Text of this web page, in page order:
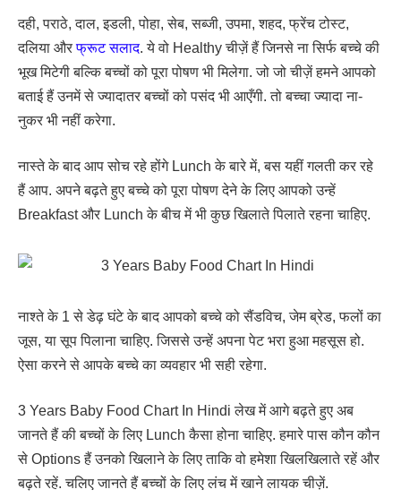
दही, पराठे, दाल, इडली, पोहा, सेब, सब्जी, उपमा, शहद, फ्रेंच टोस्ट,
दलिया औरफ्रूट सलाद. ये वो Healthy चीज़ें हैं जिनसे ना सिर्फ बच्चे की
भूख मिटेगी बल्कि बच्चों को पूरा पोषण भी मिलेगा. जो जो चीज़ें हमने आपको
बताई हैं उनमें से ज्यादातर बच्चों को पसंद भी आएँगी. तो बच्चा ज्यादा ना-
नुकर भी नहीं करेगा.
नास्ते के बाद आप सोच रहे होंगे Lunch के बारे में, बस यहीं गलती कर रहे
हैं आप. अपने बढ़ते हुए बच्चे को पूरा पोषण देने के लिए आपको उन्हें
Breakfast और Lunch के बीच में भी कुछ खिलाते पिलाते रहना चाहिए.
नाश्ते के 1 से डेढ़ घंटे के बाद आपको बच्चे को सैंडविच, जेम ब्रेड, फलों का
जूस, या सूप पिलाना चाहिए. जिससे उन्हें अपना पेट भरा हुआ महसूस हो.
ऐसा करने से आपके बच्चे का व्यवहार भी सही रहेगा.
3 Years Baby Food Chart In Hindi लेख में आगे बढ़ते हुए अब
जानते हैं की बच्चों के लिए Lunch कैसा होना चाहिए. हमारे पास कौन कौन
से Options हैं उनको खिलाने के लिए ताकि वो हमेशा खिलखिलाते रहें और
बढ़ते रहें. चलिए जानते हैं बच्चों के लिए लंच में खाने लायक चीज़ें.